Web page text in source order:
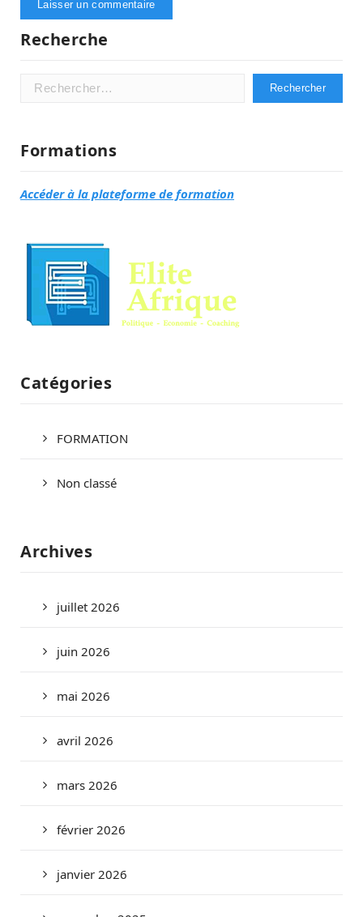
Recherche
Rechercher :
Formations
Accéder à la plateforme de formation
Catégories
FORMATION
Non classé
Archives
juillet 2026
juin 2026
mai 2026
avril 2026
mars 2026
février 2026
janvier 2026